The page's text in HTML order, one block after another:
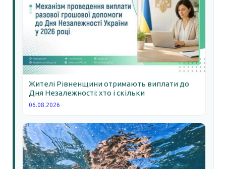
Жителі Рівненщини отримають виплати до
Дня Незалежності: хто і скільки
06.08.2026